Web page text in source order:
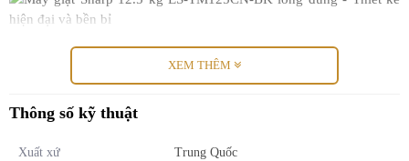
5 Chế độ giặt cài đặt sẵn
giặt sạch tối ưu nhất, máy giặt Sharp được cài đặt sẵn 5 chế độ,
XEM THÊM
Thông số kỹ thuật
Xuất xứ Trung Quốc